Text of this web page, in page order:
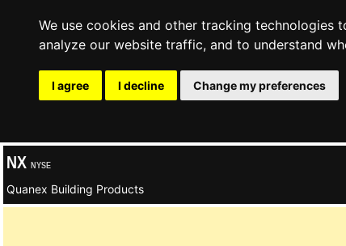
We use cookies and other tracking
analyze our website traffic, and to understand
I agree I decline Change my preferences
NX NYSE
Quanex Building Products